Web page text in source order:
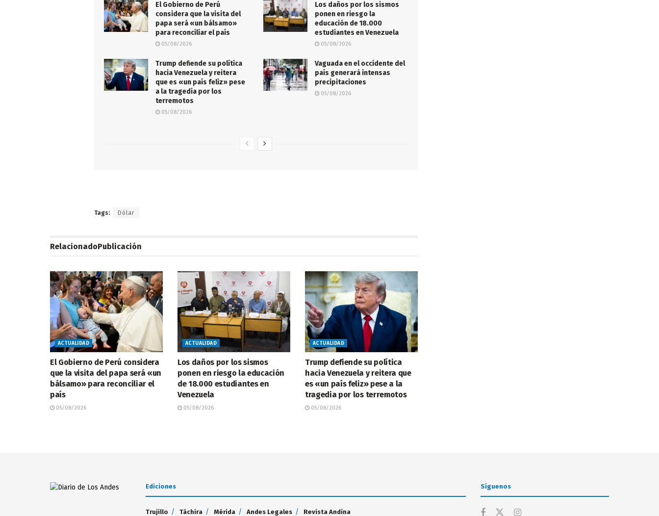
El Gobierno de Perú
considera que la visita del
papa será «un bálsamo»
para reconciliar el país
05/08/2026
Los daños por los sismos
ponen en riesgo la
educación de 18.000
estudiantes en Venezuela
05/08/2026
Trump defiende su política
hacia Venezuela y reitera
que es «un país feliz» pese
a la tragedia por los
terremotos
05/08/2026
Vaguada en el occidente del
país generará intensas
precipitaciones
05/08/2026
Tags: Dólar
RelacionadoPublicación
ACTUALIDAD
El Gobierno de Perú considera
que la visita del papa será «un
bálsamo» para reconciliar el
país
05/08/2026
ACTUALIDAD
Los daños por los sismos
ponen en riesgo la educación
de 18.000 estudiantes en
Venezuela
05/08/2026
ACTUALIDAD
Trump defiende su política
hacia Venezuela y reitera que
es «un país feliz» pese a la
tragedia por los terremotos
05/08/2026
Ediciones
Trujillo Táchira Mérida Andes Legales Revista Andina
Síguenos